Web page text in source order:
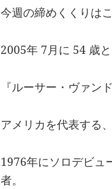
今週の締めくくりは
2005年 7月に 54 歳
『ルーサー・ヴァン
アメリカを代表する
1976年にソロデビュ
者。